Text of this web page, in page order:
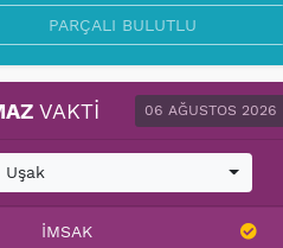
PARÇALI BULUTLU
VAKTI 06 AĞUSTOS 2026
Uşak
İMSAK